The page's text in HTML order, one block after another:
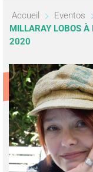
Accueil Eventos
MILLARAY LOBOS À
2020